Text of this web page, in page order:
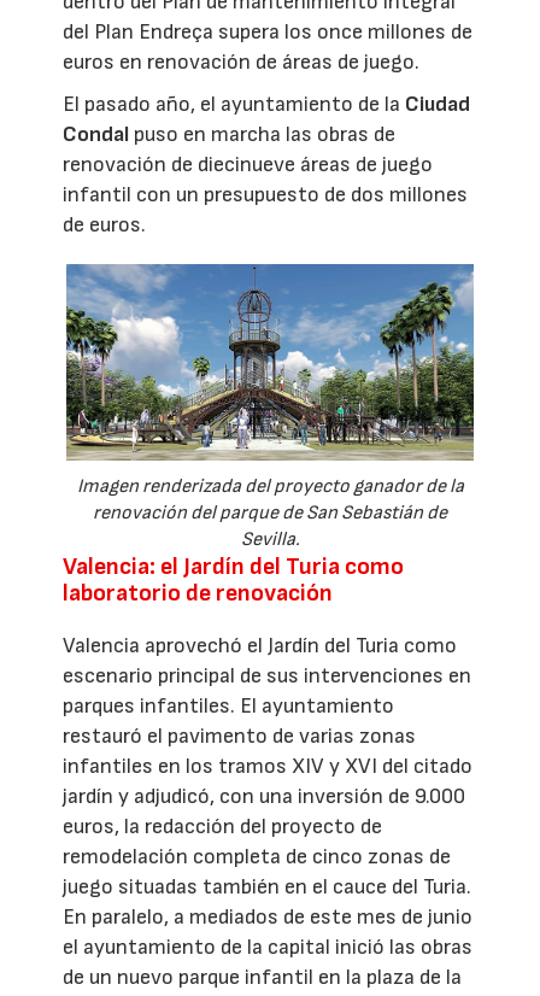
del Plan Endreça supera los once millones de
euros en renovación de áreas de juego.
El pasado año, el ayuntamiento de la Ciudad
Condal puso en marcha las obras de
renovación de diecinueve áreas de juego
infantil con un presupuesto de dos millones
de euros.
Imagen renderizada del proyecto ganador de la
renovación del parque de San Sebastián de
Sevilla.
Valencia: el Jardín del Turia como
laboratorio de renovación
Valencia aprovechó el Jardín del Turia como
escenario principal de sus intervenciones en
parques infantiles. El ayuntamiento
restauró el pavimento de varias zonas
infantiles en los tramos XIV y XVI del citado
jardín y adjudicó, con una inversión de 9.000
euros, la redacción del proyecto de
remodelación completa de cinco zonas de
juego situadas también en el cauce del Turia.
En paralelo, a mediados de este mes de junio
el ayuntamiento de la capital inició las obras
de un nuevo parque infantil en la plaza de la